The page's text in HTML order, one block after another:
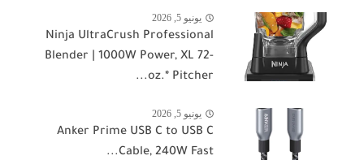
يونيو 5, 2026
Ninja UltraCrush Professional
Blender | 1000W Power, XL 72-
oz.* Pitcher...
يونيو 5, 2026
Anker Prime USB C to USB C
Cable, 240W Fast...